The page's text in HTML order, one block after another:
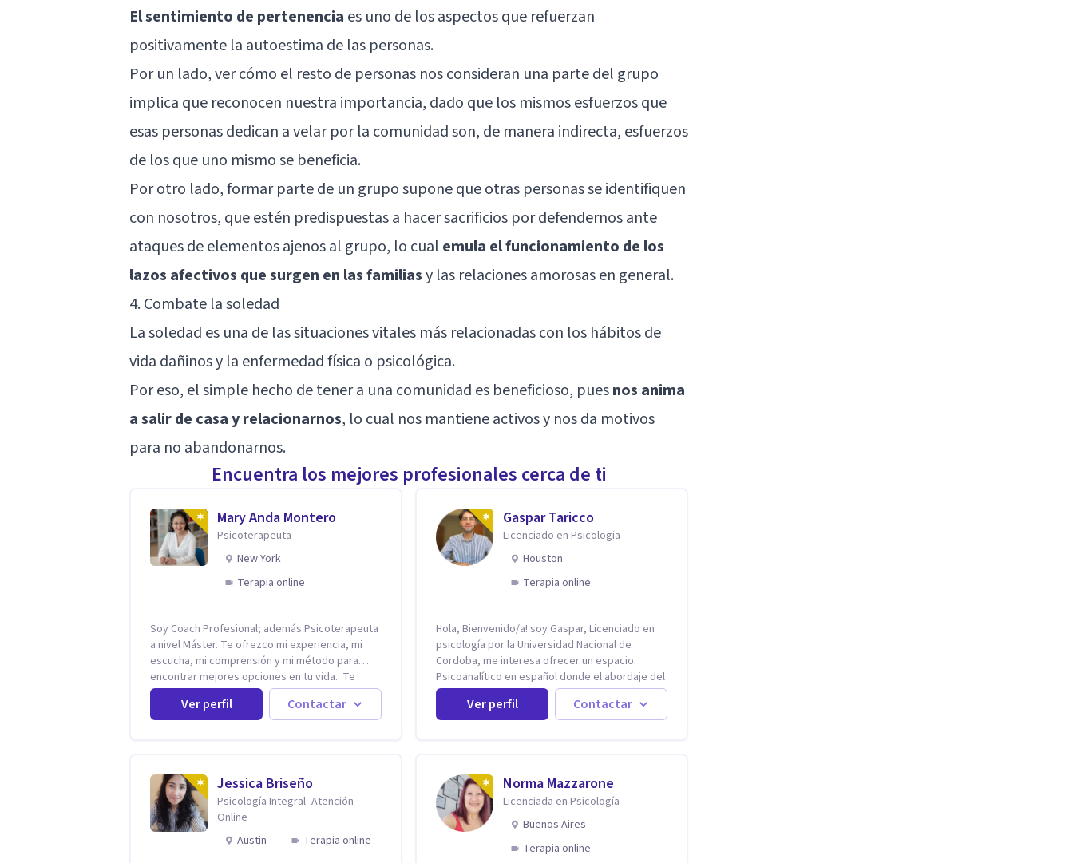
El sentimiento de pertenencia es uno de los aspectos que refuerzan
positivamente la autoestima de las personas.
Por un lado, ver cómo el resto de personas nos consideran una parte del grupo
implica que reconocen nuestra importancia, dado que los mismos esfuerzos que
esas personas dedican a velar por la comunidad son, de manera indirecta, esfuerzos
de los que uno mismo se beneficia.
Por otro lado, formar parte de un grupo supone que otras personas se identifiquen
con nosotros, que estén predispuestas a hacer sacrificios por defendernos ante
ataques de elementos ajenos al grupo, lo cual emula el funcionamiento de los
lazos afectivos que surgen en las familiasy las relaciones amorosas en general.
4. Combate la soledad
La soledad es una de las situaciones vitales más relacionadas con los hábitos de
vida dañinos y la enfermedad física o psicológica.
Por eso, el simple hecho de tener a una comunidad es beneficioso, puesnos anima
a salir de casa y relacionarnos, lo cual nos mantiene activos y nos da motivos
para no abandonarnos.
Encuentra los mejores profesionales cerca de ti
Mary Anda Montero
Psicoterapeuta
New York
Terapia online
Soy Coach Profesional; además Psicoterapeuta
a nivel Máster. Te ofrezco mi experiencia, mi
escucha, mi comprensión y mi método para
encontrar mejores opciones en tu vida. Te
acompañaré en tu autodescubrimiento para que
asumas el control de tu vida. Te ayudaré a
identificar tus fortalezas y a encontrar la
capaz de convertir los problemas en
oportunidades Tú tienes derecho a vivir con
bienestar, sin culpas, sin remordimientos y en
plenitud. Con amor propio todo es posible. En
el viaje de tu vida. ¿Te das cuenta que tienes
Ver perfil Contactar
Gaspar Taricco
Licenciado en Psicologia
Houston
Terapia online
Hola, Bienvenido/a! soy Gaspar, Licenciado en
psicología por la Universidad Nacional de
Cordoba, me interesa ofrecer un espacio
Psicoanalítico en español donde el abordaje del
malestar sea desde una escucha atenta, sin
prejuicios y rescatando lo singular de cada
caso, sin caer en etiquetas. Considero que
en mi espacio donde se le dará un lugar a esas
cuestiones singulares de cada uno, para luego
generar cambios. Soy una persona en constante
formación, actualmente curso seminarios, una
especialización en psicoanálisis y también
investigo. Siempre en la búsqueda de ser un
Ver perfil Contactar
Jessica Briseño
Psicología Integral -Atención
Online
Austin
Terapia online
Norma Mazzarone
Licenciada en Psicología
Buenos Aires
Terapia online